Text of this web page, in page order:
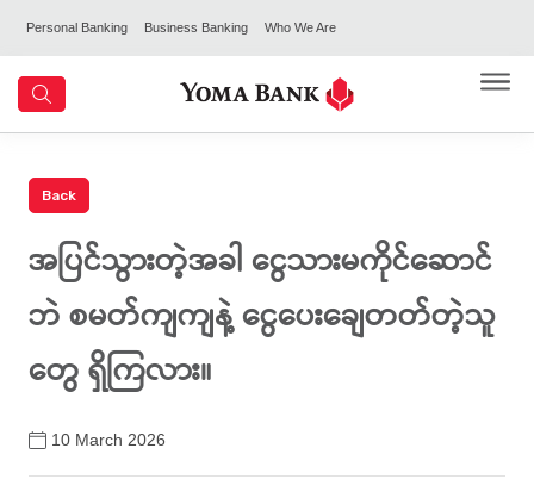
Personal Banking Business Banking Who We Are
အပြင်သွားတဲ့အခါ ငွေသားမကိုင်ဆောင်
ဘဲ စမတ်ကျကျနဲ့ ငွေပေးချေတတ်တဲ့သူ
တွေ ရှိကြလား။
10 March 2026